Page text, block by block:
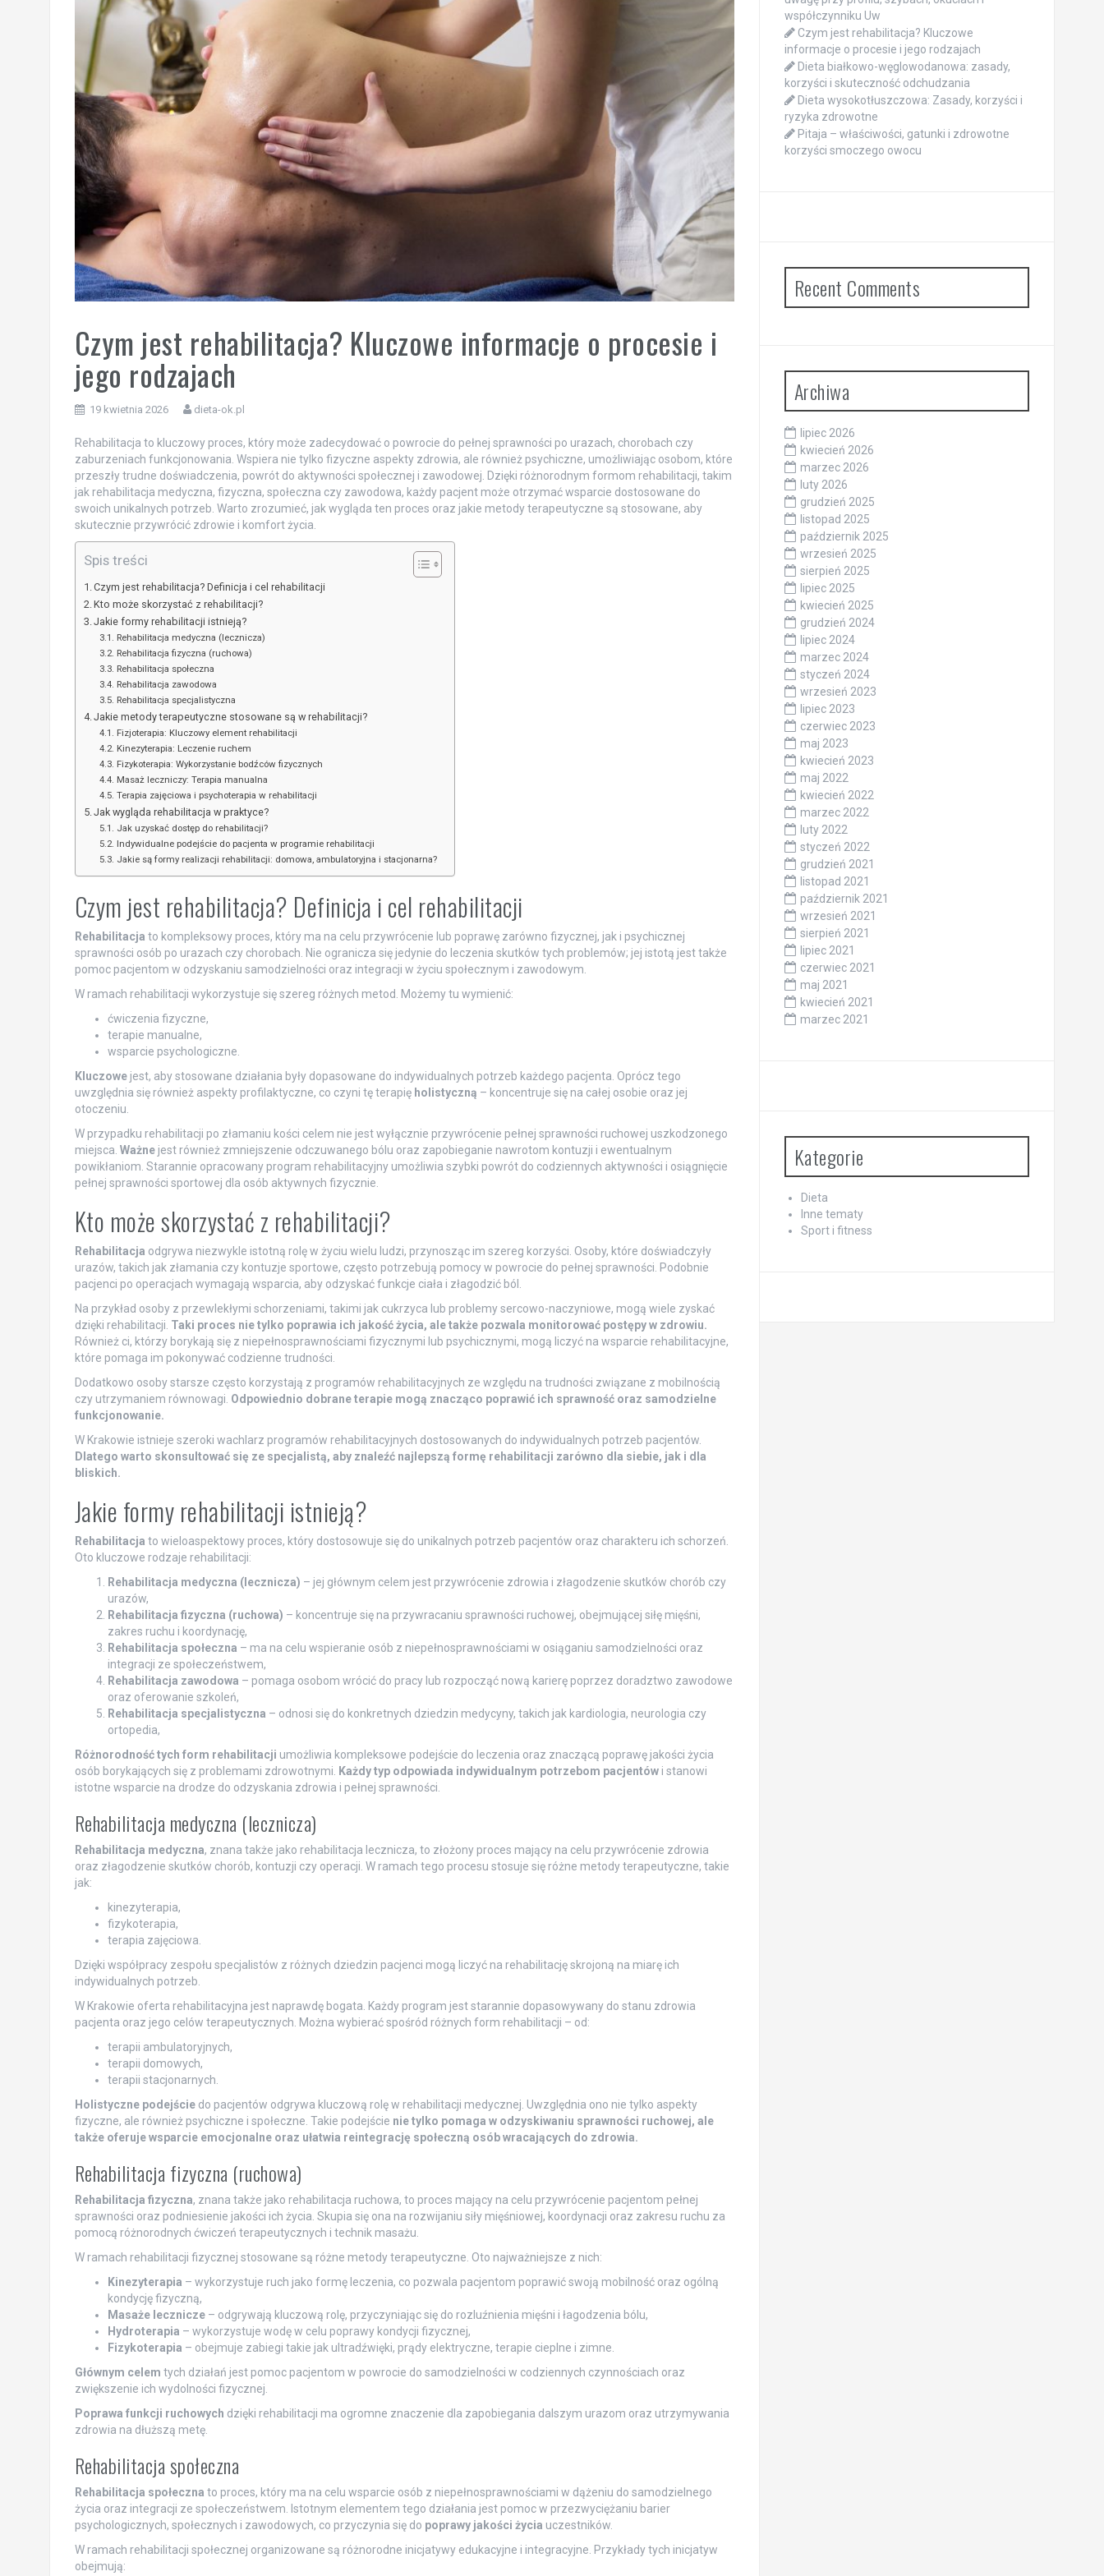
Czym jest rehabilitacja? Kluczowe informacje o procesie i
jego rodzajach
19 kwietnia 2026 dieta-ok.pl
Rehabilitacja to kluczowy proces, który może zadecydować o powrocie do pełnej sprawności po urazach, chorobach czy
zaburzeniach funkcjonowania. Wspiera nie tylko fizyczne aspekty zdrowia, ale również psychiczne, umożliwiając osobom, które
przeszły trudne doświadczenia, powrót do aktywności społecznej i zawodowej. Dzięki różnorodnym formom rehabilitacji, takim
jak rehabilitacja medyczna, fizyczna, społeczna czy zawodowa, każdy pacjent może otrzymać wsparcie dostosowane do
swoich unikalnych potrzeb. Warto zrozumieć, jak wygląda ten proces oraz jakie metody terapeutyczne są stosowane, aby
skutecznie przywrócić zdrowie i komfort życia.
Spis treści
Czym jest rehabilitacja? Definicja i cel rehabilitacji
Kto może skorzystać z rehabilitacji?
Jakie formy rehabilitacji istnieją?
Rehabilitacja medyczna (lecznicza)
Rehabilitacja fizyczna (ruchowa)
Rehabilitacja społeczna
Rehabilitacja zawodowa
Rehabilitacja specjalistyczna
Jakie metody terapeutyczne stosowane są w rehabilitacji?
Fizjoterapia: Kluczowy element rehabilitacji
Kinezyterapia: Leczenie ruchem
Fizykoterapia: Wykorzystanie bodźców fizycznych
Masaż leczniczy: Terapia manualna
Terapia zajęciowa i psychoterapia w rehabilitacji
Jak wygląda rehabilitacja w praktyce?
Jak uzyskać dostęp do rehabilitacji?
Indywidualne podejście do pacjenta w programie rehabilitacji
Jakie są formy realizacji rehabilitacji: domowa, ambulatoryjna i stacjonarna?
Czym jest rehabilitacja? Definicja i cel rehabilitacji
Rehabilitacja to kompleksowy proces, który ma na celu przywrócenie lub poprawę zarówno fizycznej, jak i psychicznej
sprawności osób po urazach czy chorobach. Nie ogranicza się jedynie do leczenia skutków tych problemów; jej istotą jest także
pomoc pacjentom w odzyskaniu samodzielności oraz integracji w życiu społecznym i zawodowym.
W ramach rehabilitacji wykorzystuje się szereg różnych metod. Możemy tu wymienić:
ćwiczenia fizyczne,
terapie manualne,
wsparcie psychologiczne.
Kluczowejest, aby stosowane działania były dopasowane do indywidualnych potrzeb każdego pacjenta. Oprócz tego
uwzględnia się również aspekty profilaktyczne, co czyni tę terapię holistyczną – koncentruje się na całej osobie oraz jej
otoczeniu.
W przypadku rehabilitacji po złamaniu kości celem nie jest wyłącznie przywrócenie pełnej sprawności ruchowej uszkodzonego
miejsca. Ważnejest również zmniejszenie odczuwanego bólu oraz zapobieganie nawrotom kontuzji i ewentualnym
powikłaniom. Starannie opracowany program rehabilitacyjny umożliwia szybki powrót do codziennych aktywności i osiągnięcie
pełnej sprawności sportowej dla osób aktywnych fizycznie.
Kto może skorzystać z rehabilitacji?
Rehabilitacja odgrywa niezwykle istotną rolę w życiu wielu ludzi, przynosząc im szereg korzyści. Osoby, które doświadczyły
urazów, takich jak złamania czy kontuzje sportowe, często potrzebują pomocy w powrocie do pełnej sprawności. Podobnie
pacjenci po operacjach wymagają wsparcia, aby odzyskać funkcje ciała i złagodzić ból.
Na przykład osoby z przewlekłymi schorzeniami, takimi jak cukrzyca lub problemy sercowo-naczyniowe, mogą wiele zyskać
dzięki rehabilitacji. Taki proces nie tylko poprawia ich jakość życia, ale także pozwala monitorować postępy w zdrowiu.
Również ci, którzy borykają się z niepełnosprawnościami fizycznymi lub psychicznymi, mogą liczyć na wsparcie rehabilitacyjne,
które pomaga im pokonywać codzienne trudności.
Dodatkowo osoby starsze często korzystają z programów rehabilitacyjnych ze względu na trudności związane z mobilnością
czy utrzymaniem równowagi. Odpowiednio dobrane terapie mogą znacząco poprawić ich sprawność oraz samodzielne
funkcjonowanie.
W Krakowie istnieje szeroki wachlarz programów rehabilitacyjnych dostosowanych do indywidualnych potrzeb pacjentów.
Dlatego warto skonsultować się ze specjalistą, aby znaleźć najlepszą formę rehabilitacji zarówno dla siebie, jak i dla
bliskich.
Jakie formy rehabilitacji istnieją?
Rehabilitacja to wieloaspektowy proces, który dostosowuje się do unikalnych potrzeb pacjentów oraz charakteru ich schorzeń.
Oto kluczowe rodzaje rehabilitacji:
Rehabilitacja medyczna (lecznicza) – jej głównym celem jest przywrócenie zdrowia i złagodzenie skutków chorób czy
urazów,
Rehabilitacja fizyczna (ruchowa) – koncentruje się na przywracaniu sprawności ruchowej, obejmującej siłę mięśni,
zakres ruchu i koordynację,
Rehabilitacja społeczna – ma na celu wspieranie osób z niepełnosprawnościami w osiąganiu samodzielności oraz
integracji ze społeczeństwem,
Rehabilitacja zawodowa – pomaga osobom wrócić do pracy lub rozpocząć nową karierę poprzez doradztwo zawodowe
oraz oferowanie szkoleń,
Rehabilitacja specjalistyczna – odnosi się do konkretnych dziedzin medycyny, takich jak kardiologia, neurologia czy
ortopedia,
Różnorodność tych form rehabilitacji umożliwia kompleksowe podejście do leczenia oraz znaczącą poprawę jakości życia
osób borykających się z problemami zdrowotnymi. Każdy typ odpowiada indywidualnym potrzebom pacjentówi stanowi
istotne wsparcie na drodze do odzyskania zdrowia i pełnej sprawności.
Rehabilitacja medyczna (lecznicza)
Rehabilitacja medyczna, znana także jako rehabilitacja lecznicza, to złożony proces mający na celu przywrócenie zdrowia
oraz złagodzenie skutków chorób, kontuzji czy operacji. W ramach tego procesu stosuje się różne metody terapeutyczne, takie
jak:
kinezyterapia,
fizykoterapia,
terapia zajęciowa.
Dzięki współpracy zespołu specjalistów z różnych dziedzin pacjenci mogą liczyć na rehabilitację skrojoną na miarę ich
indywidualnych potrzeb.
W Krakowie oferta rehabilitacyjna jest naprawdę bogata. Każdy program jest starannie dopasowywany do stanu zdrowia
pacjenta oraz jego celów terapeutycznych. Można wybierać spośród różnych form rehabilitacji – od:
terapii ambulatoryjnych,
terapii domowych,
terapii stacjonarnych.
Holistyczne podejściedo pacjentów odgrywa kluczową rolę w rehabilitacji medycznej. Uwzględnia ono nie tylko aspekty
fizyczne, ale również psychiczne i społeczne. Takie podejście nie tylko pomaga w odzyskiwaniu sprawności ruchowej, ale
także oferuje wsparcie emocjonalne oraz ułatwia reintegrację społeczną osób wracających do zdrowia.
Rehabilitacja fizyczna (ruchowa)
Rehabilitacja fizyczna, znana także jako rehabilitacja ruchowa, to proces mający na celu przywrócenie pacjentom pełnej
sprawności oraz podniesienie jakości ich życia. Skupia się ona na rozwijaniu siły mięśniowej, koordynacji oraz zakresu ruchu za
pomocą różnorodnych ćwiczeń terapeutycznych i technik masażu.
W ramach rehabilitacji fizycznej stosowane są różne metody terapeutyczne. Oto najważniejsze z nich:
Kinezyterapia – wykorzystuje ruch jako formę leczenia, co pozwala pacjentom poprawić swoją mobilność oraz ogólną
kondycję fizyczną,
Masaże lecznicze– odgrywają kluczową rolę, przyczyniając się do rozluźnienia mięśni i łagodzenia bólu,
Hydroterapia – wykorzystuje wodę w celu poprawy kondycji fizycznej,
Fizykoterapia – obejmuje zabiegi takie jak ultradźwięki, prądy elektryczne, terapie cieplne i zimne.
Głównym celem tych działań jest pomoc pacjentom w powrocie do samodzielności w codziennych czynnościach oraz
zwiększenie ich wydolności fizycznej.
Poprawa funkcji ruchowych dzięki rehabilitacji ma ogromne znaczenie dla zapobiegania dalszym urazom oraz utrzymywania
zdrowia na dłuższą metę.
Rehabilitacja społeczna
Rehabilitacja społeczna to proces, który ma na celu wsparcie osób z niepełnosprawnościami w dążeniu do samodzielnego
życia oraz integracji ze społeczeństwem. Istotnym elementem tego działania jest pomoc w przezwyciężaniu barier
psychologicznych, społecznych i zawodowych, co przyczynia się do poprawy jakości życia uczestników.
W ramach rehabilitacji społecznej organizowane są różnorodne inicjatywy edukacyjne i integracyjne. Przykłady tych inicjatyw
obejmują:
współczynniku Uw
Czym jest rehabilitacja? Kluczowe
informacje o procesie i jego rodzajach
Dieta białkowo-węglowodanowa: zasady,
korzyści i skuteczność odchudzania
Dieta wysokotłuszczowa: Zasady, korzyści i
ryzyka zdrowotne
Pitaja – właściwości, gatunki i zdrowotne
korzyści smoczego owocu
Recent Comments
Archiwa
lipiec 2026
kwiecień 2026
marzec 2026
luty 2026
grudzień 2025
listopad 2025
październik 2025
wrzesień 2025
sierpień 2025
lipiec 2025
kwiecień 2025
grudzień 2024
lipiec 2024
marzec 2024
styczeń 2024
wrzesień 2023
lipiec 2023
czerwiec 2023
maj 2023
kwiecień 2023
maj 2022
kwiecień 2022
marzec 2022
luty 2022
styczeń 2022
grudzień 2021
listopad 2021
październik 2021
wrzesień 2021
sierpień 2021
lipiec 2021
czerwiec 2021
maj 2021
kwiecień 2021
marzec 2021
Kategorie
Dieta
Inne tematy
Sport i fitness